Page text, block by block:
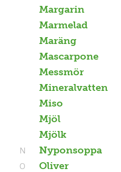
Margarin
Marmelad
Maräng
Mascarpone
Messmör
Mineralvatten
Miso
Mjöl
Mjölk
Nyponsoppa
N
Oliver
O